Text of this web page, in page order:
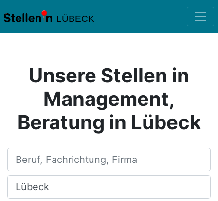
LÜBECK
Unsere Stellen in
Management,
Beratung in Lübeck
Beruf, Fachrichtung, Firma
Ort, Stadt